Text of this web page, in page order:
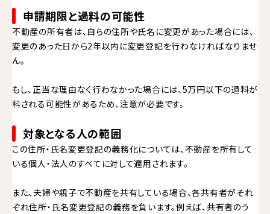
申請期限と過料の可能性
不動産の所有者は、自らの住所や氏名に変更があった場合には、
変更のあった日から2年以内に変更登記を行わなければなりませ
ん。
もし、正当な理由なく行わなかった場合には、5万円以下の過料が
科される可能性があるため、注意が必要です。
対象となる人の範囲
この住所・氏名変更登記の義務化については、不動産を所有して
いる個人・法人のすべてに対して適用されます。
また、夫婦や親子で不動産を共有している場合、各共有者がそれ
ぞれ住所・氏名変更登記の義務を負います。例えば、共有者のう